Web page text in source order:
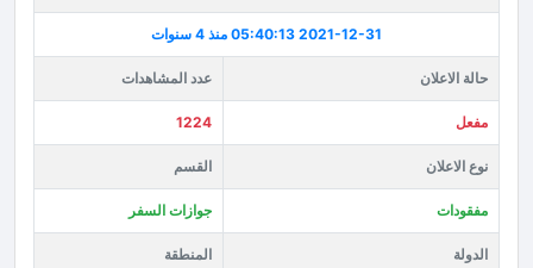
2021-12-31 05:40:13 منذ 4 سنوات
حالة الاعلان عدد المشاهدات
مفعل 1224
نوع الاعلان القسم
مفقودات جوازات السفر
الدولة المنطقة